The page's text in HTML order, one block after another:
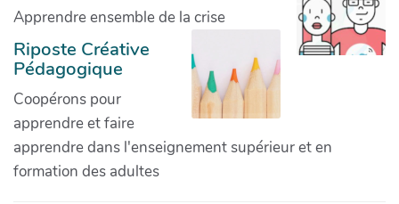
Apprendre ensemble de la crise
Riposte Créative
Pédagogique
Coopérons pour
apprendre et faire
apprendre dans l'enseignement supérieur et en
formation des adultes